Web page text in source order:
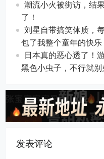
潮流小火被街访，结
了！
刘星自带搞笑体质，
包了我整个童年的快乐
日本真的恶心透了！
黑色小虫子，不行就别
发表评论